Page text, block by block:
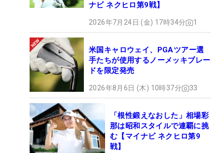
ナビ ネクヒロ第9戦】
2026年7月24日 (金) 17時34分 1
米国キャロウェイ、PGAツアー選
手たちが使用するノーメッキブレー
ドを限定発売
2026年8月6日 (木) 10時37分 33
「根性鍛えなおした」相場彩
那は昭和スタイルで連覇に挑
む【マイナビ ネクヒロ第9
戦】